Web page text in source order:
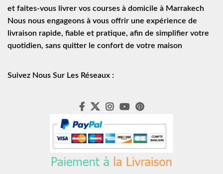
et faites-vous livrer vos courses à domicile à Marrakech
Nous nous engageons à vous offrir une expérience de
livraison rapide, fiable et pratique, afin de simplifier votre
quotidien, sans quitter le confort de votre maison
Suivez Nous Sur Les Réseaux :